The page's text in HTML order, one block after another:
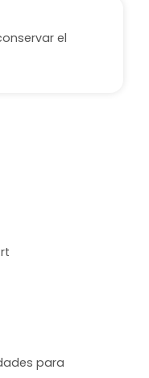
el
para